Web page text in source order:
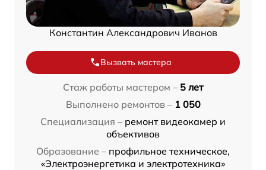
Константин Александрович Иванов
Вызвать мастера
Стаж работы мастером – 5 лет
Выполнено ремонтов – 1 050
Специализация – ремонт видеокамер и
объективов
Образование – профильное техническое,
«Электроэнергетика и электротехника»